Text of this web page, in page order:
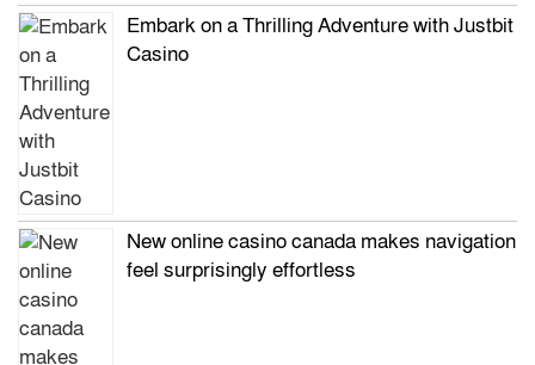
Embark on a Thrilling Adventure with Justbit
Casino
New online casino canada makes navigation
feel surprisingly effortless